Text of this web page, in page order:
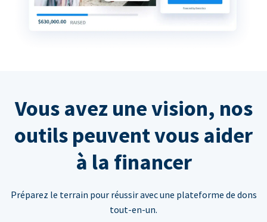
Vous avez une vision, nos
outils peuvent vous aider
à la financer
Préparez le terrain pour réussir avec une plateforme de dons
tout-en-un.